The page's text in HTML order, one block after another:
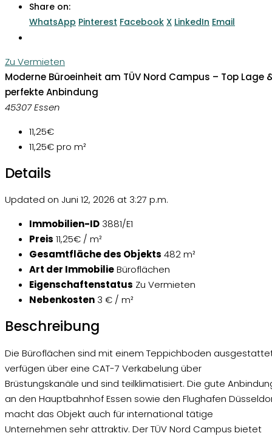
Share on:
WhatsApp Pinterest Facebook X LinkedIn Email
Zu Vermieten
Moderne Büroeinheit am TÜV Nord Campus – Top Lage
perfekte Anbindung
45307 Essen
11,25€
11,25€pro m²
Details
Updated on Juni 12, 2026 at 3:27 p.m.
Immobilien-ID 3881/E1
Preis 11,25€ / m²
Gesamtfläche des Objekts 482 m²
Art der ImmobilieBüroflächen
Eigenschaftenstatus Zu Vermieten
Nebenkosten 3 € / m²
Beschreibung
Die Büroflächen sind mit einem Teppichboden
verfügen über eine CAT-7 Verkabelung über
Brüstungskanäle und sind teilklimatisiert. Die gute
an den Hauptbahnhof Essen sowie den Flughafen
macht das Objekt auch für international tätige
Unternehmen sehr attraktiv. Der TÜV Nord Campus bietet